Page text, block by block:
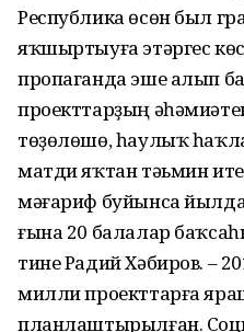
Республика өсөн был
яҡшыртыуға этәргес
пропаганда эше алып
проекттарҙың
төҙөлөшө, һаулыҡ
матди яҡтан тәьмин
мәғариф буйынса
ғына 20 балалар
тине Радий Хәбиров. –
милли проекттарға
планлаштырылған.